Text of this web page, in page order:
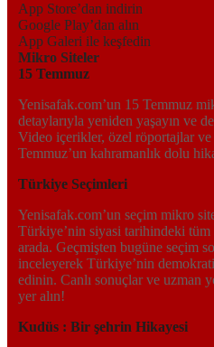
App Store’dan indirin
Google Play’dan alın
App Galeri ile keşfedin
Mikro Siteler
15 Temmuz
Yenisafak.com’un 15 Temmuz
detaylarıyla yeniden yaşayın ve
Video içerikler, özel röportajlar
Temmuz’un kahramanlık dolu
Türkiye Seçimleri
Yenisafak.com’un seçim mikro
Türkiye’nin siyasi tarihindeki
arada. Geçmişten bugüne seçim
inceleyerek Türkiye’nin
edinin. Canlı sonuçlar ve uzman
yer alın!
Kudüs : Bir şehrin Hikayesi